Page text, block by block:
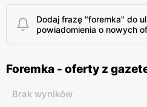
Dodaj frazę "foremka" do
powiadomienia o nowych
Foremka - oferty z
Brak wyników